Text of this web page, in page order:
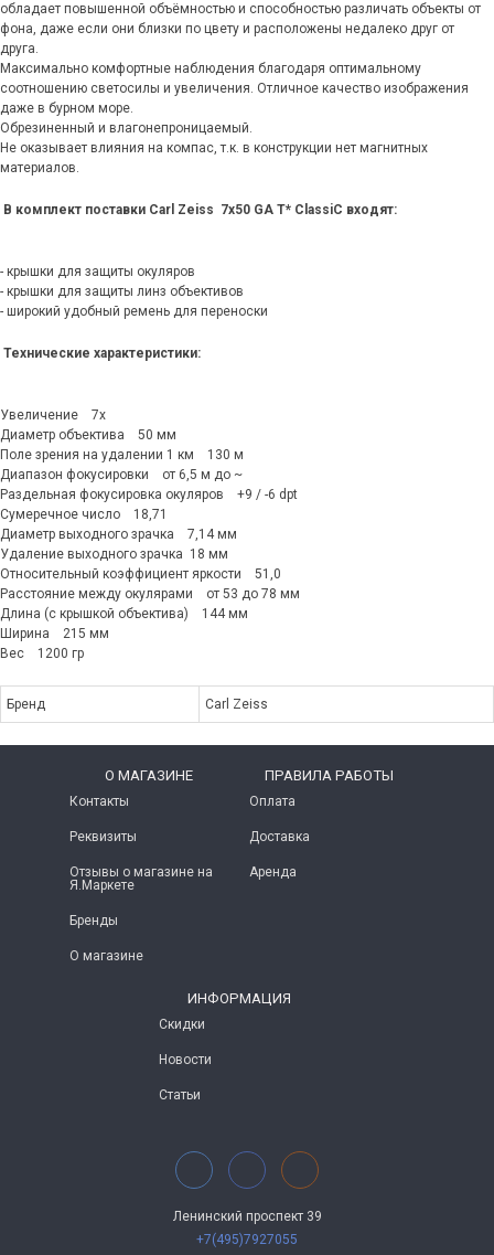
обладает повышенной объёмностью и способностью различать объекты от
фона, даже если они близки по цвету и расположены недалеко друг от
друга.
Максимально комфортные наблюдения благодаря оптимальному
соотношению светосилы и увеличения. Отличное качество изображения
даже в бурном море.
Обрезиненный и влагонепроницаемый.
Не оказывает влияния на компас, т.к. в конструкции нет магнитных
материалов.
В комплект поставки Carl Zeiss 7x50 GA T* ClassiC входят:
- крышки для защиты окуляров
- крышки для защиты линз объективов
- широкий удобный ремень для переноски
Технические характеристики:
Увеличение 7x
Диаметр объектива 50 мм
Поле зрения на удалении 1 км 130 м
Диапазон фокусировки от 6,5 м до ~
Раздельная фокусировка окуляров +9 / -6 dpt
Сумеречное число 18,71
Диаметр выходного зрачка 7,14 мм
Удаление выходного зрачка 18 мм
Относительный коэффициент яркости 51,0
Расстояние между окулярами от 53 до 78 мм
Длина (с крышкой объектива) 144 мм
Ширина 215 мм
Вес 1200 гр
Бренд Carl Zeiss
O МАГАЗИНЕ
Контакты
Реквизиты
Отзывы о магазине на
Я.Маркете
Бренды
О магазине
ПРАВИЛА РАБОТЫ
Оплата
Доставка
Аренда
ИНФОРМАЦИЯ
Скидки
Новости
Статьи
Ленинский проспект 39
+7(495)7927055